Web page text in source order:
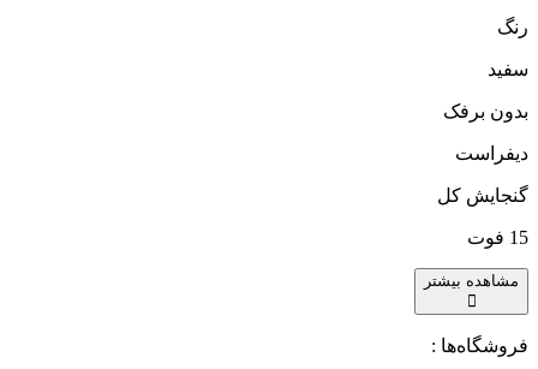
رنگ
سفید
بدون برفک
دیفراست
گنجایش کل
15 فوت
مشاهده بیشتر
فروشگاه‌ها :